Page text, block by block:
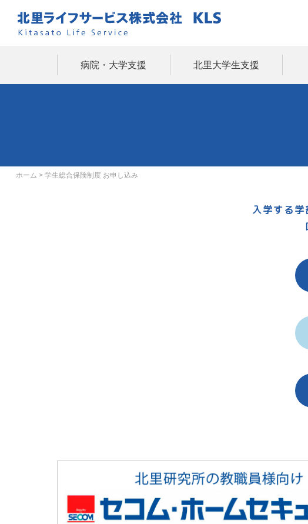
病院・大学支援 北里大学生支援
ホーム > 学生総合保険制度 お申し込み
入学する学